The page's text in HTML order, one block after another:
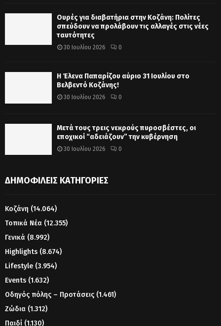
Ουρές για διαβατήρια στην Κοζάνη: Πολίτες
σπεύδουν να προλάβουν τις αλλαγές στις νέες
ταυτότητες
30 Ιουλίου 2026 0
Η Έλενα Παπαρίζου αύριο 31 Ιουλίου στο
Βελβεντό Κοζάνης!
30 Ιουλίου 2026 0
Μετά τους τρεις νεκρούς πυροσβέστες, οι
εποχικοί “αδειάζουν” την κυβέρνηση
30 Ιουλίου 2026 0
ΔΗΜΟΦΙΛΕΊΣ ΚΑΤΗΓΟΡΊΕΣ
Κοζάνη (14.064)
Τοπικά Νέα (12.355)
Γενικά (8.992)
Highlights (8.674)
Lifestyle (3.954)
Events (1.632)
Οδηγός πόλης – Προτάσεις (1.461)
Ζώδια (1.312)
Παιδί (1.130)